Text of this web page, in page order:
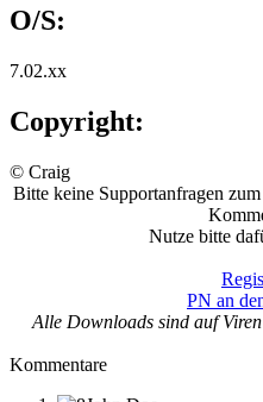
O/S:
7.02.xx
Copyright:
© Craig
Bitte keine Supportanfragen
Nutze bitte
PN an
Alle Downloads sind auf
Kommentare